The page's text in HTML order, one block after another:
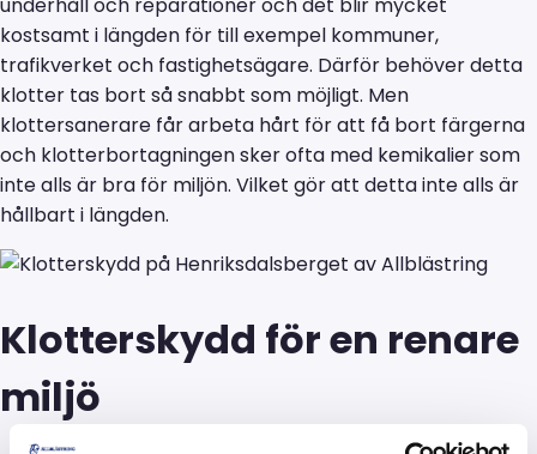
underhåll och reparationer och det blir mycket
kostsamt i längden för till exempel kommuner,
trafikverket och fastighetsägare. Därför behöver detta
klotter tas bort så snabbt som möjligt. Men
klottersanerare får arbeta hårt för att få bort färgerna
och klotterbortagningen sker ofta med kemikalier som
inte alls är bra för miljön. Vilket gör att detta inte alls är
hållbart i längden.
Klotterskydd för en renare
miljö